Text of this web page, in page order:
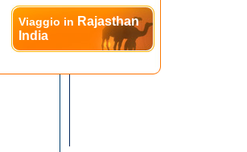
Viaggio in Rajasthan
India